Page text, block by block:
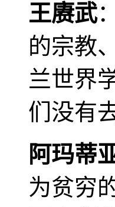
王赓武
的宗教
兰世界
们没有
阿玛蒂
为贫穷